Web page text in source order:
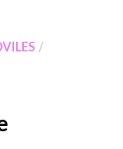
/